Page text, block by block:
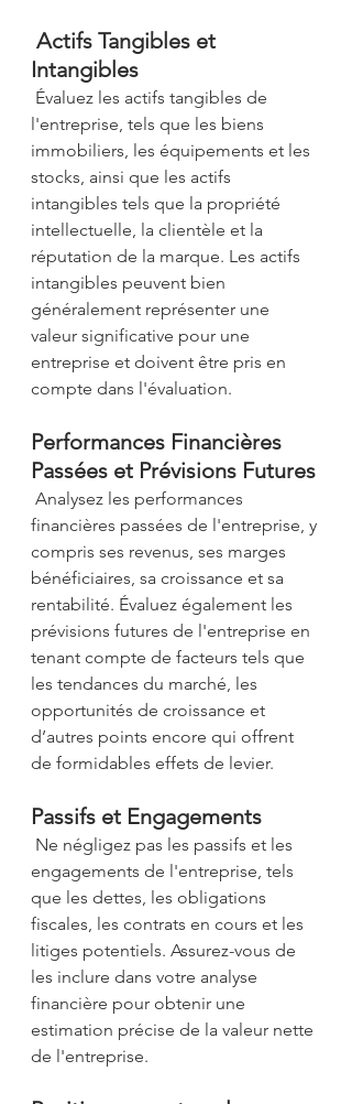
Actifs Tangibles et
Intangibles
Évaluez les actifs tangibles de
l'entreprise, tels que les biens
immobiliers, les équipements et les
stocks, ainsi que les actifs
intangibles tels que la propriété
intellectuelle, la clientèle et la
réputation de la marque. Les actifs
intangibles peuvent bien
généralement représenter une
valeur significative pour une
entreprise et doivent être pris en
compte dans l'évaluation.
Performances Financières
Passées et Prévisions Futures
Analysez les performances
financières passées de l'entreprise, y
compris ses revenus, ses marges
bénéficiaires, sa croissance et sa
rentabilité. Évaluez également les
prévisions futures de l'entreprise en
tenant compte de facteurs tels que
les tendances du marché, les
opportunités de croissance et
d’autres points encore qui offrent
de formidables effets de levier.
Passifs et Engagements
Ne négligez pas les passifs et les
engagements de l'entreprise, tels
que les dettes, les obligations
fiscales, les contrats en cours et les
litiges potentiels. Assurez-vous de
les inclure dans votre analyse
financière pour obtenir une
estimation précise de la valeur nette
de l'entreprise.